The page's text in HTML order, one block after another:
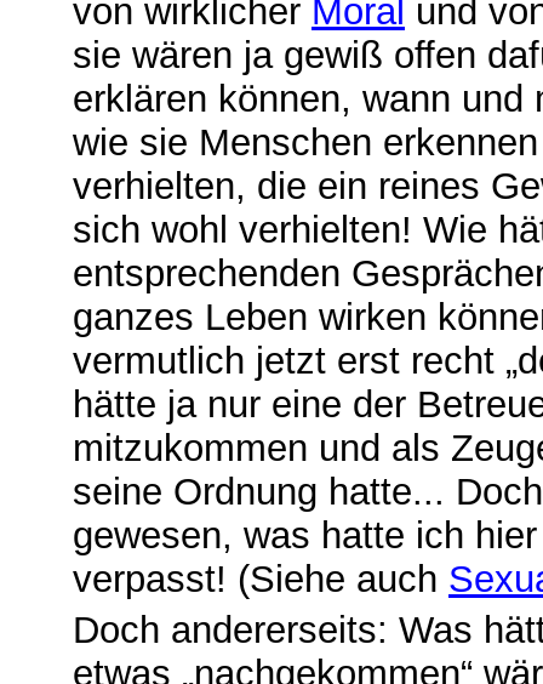
von wirklicher Moral und
sie wären ja gewiß offen
erklären können, wann
wie sie Menschen
verhielten, die ein reines
sich wohl verhielten! Wie
entsprechenden
ganzes Leben wirken
vermutlich jetzt erst recht
hätte ja nur eine der
mitzukommen und als
seine Ordnung hatte...
gewesen, was hatte ich
verpasst! (Siehe auch
Doch andererseits: Was
etwas „nachgekommen“